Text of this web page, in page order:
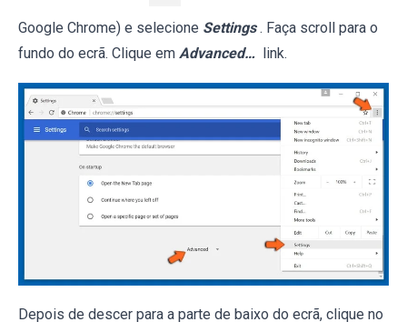
Google Chrome) e selecione Settings . Faça scroll para o
fundo do ecrã. Clique em Advanced… link.
Depois de descer para a parte de baixo do ecrã, clique no